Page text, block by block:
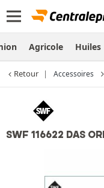
Agricole Huiles
Retour Accessoires
SWF 116622 DAS